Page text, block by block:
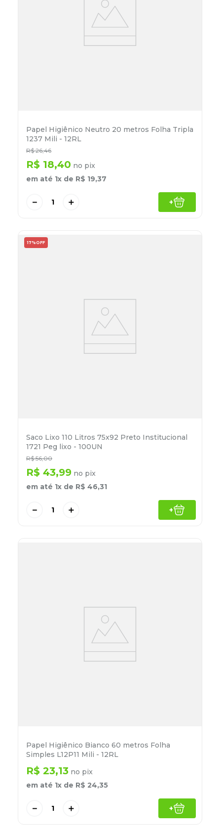
Papel Higiênico Neutro 20 metros Folha Tripla
1237 Mili - 12RL
R$ 26,46
R$ 18,40 no pix
em até 1x de R$ 19,37
＋
－ +
17% OFF
Saco Lixo 110 Litros 75x92 Preto Institucional
1721 Peg lixo - 100UN
R$ 56,00
R$ 43,99 no pix
em até 1x de R$ 46,31
＋
－ +
Papel Higiênico Bianco 60 metros Folha
Simples L12P11 Mili - 12RL
R$ 23,13 no pix
em até 1x de R$ 24,35
＋
－ +